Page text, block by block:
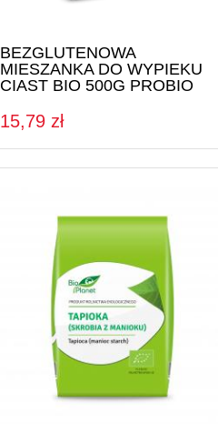
BEZGLUTENOWA
MIESZANKA DO WYPIEKU
CIAST BIO 500G PROBIO
15,79 zł